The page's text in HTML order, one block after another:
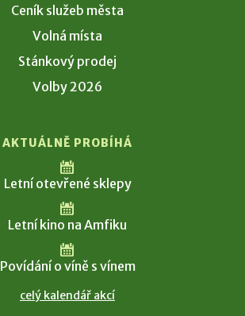
Ceník služeb města
Volná místa
Stánkový prodej
Volby 2026
AKTUÁLNĚ PROBÍHÁ
Letní otevřené sklepy
Letní kino na Amfiku
Povídání o víně s vínem
celý kalendář akcí